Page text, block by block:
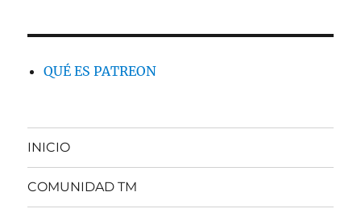
QUÉ ES PATREON
INICIO
COMUNIDAD TM